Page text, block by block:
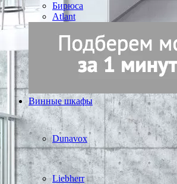
Бирюса
Atlant
Винные шкафы
Dunavox
Liebherr